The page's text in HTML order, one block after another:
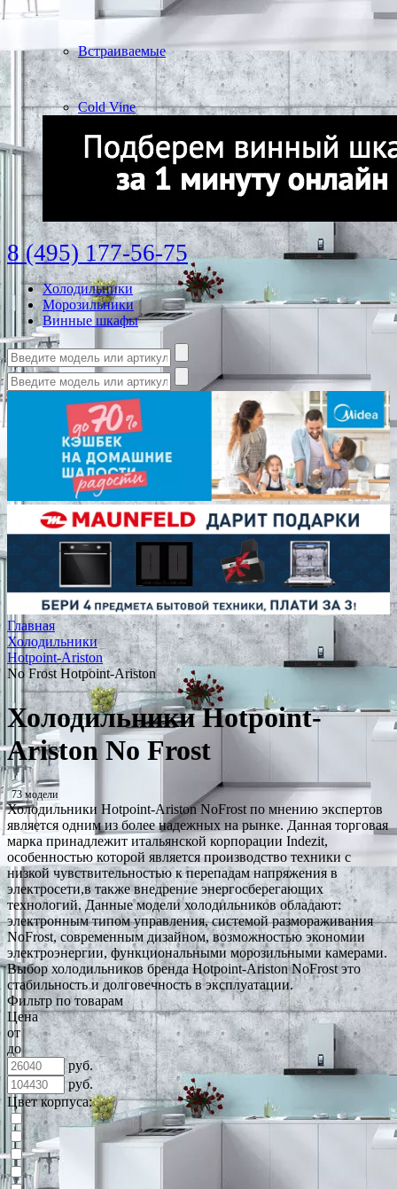
Встраиваемые
Cold Vine
8 (495) 177-56-75
Холодильники
Морозильники
Винные шкафы
Главная
Холодильники
Hotpoint-Ariston
No Frost Hotpoint-Ariston
Холодильники Hotpoint-
Ariston No Frost
73 модели
Холодильники Hotpoint-Ariston NoFrost по мнению экспертов
является одним из более надежных на рынке. Данная торговая
марка принадлежит итальянской корпорации Indezit,
особенностью которой является производство техники с
низкой чувствительностью к перепадам напряжения в
электросети,в также внедрение энергосберегающих
технологий. Данные модели холодильников обладают:
электронным типом управления, системой размораживания
NoFrost, современным дизайном, возможностью экономии
электроэнергии, функциональными морозильными камерами.
Выбор холодильников бренда Hotpoint-Ariston NoFrost это
стабильность и долговечность в эксплуатации.
Фильтр по товарам
Цена
от
до
руб.
руб.
Цвет корпуса: